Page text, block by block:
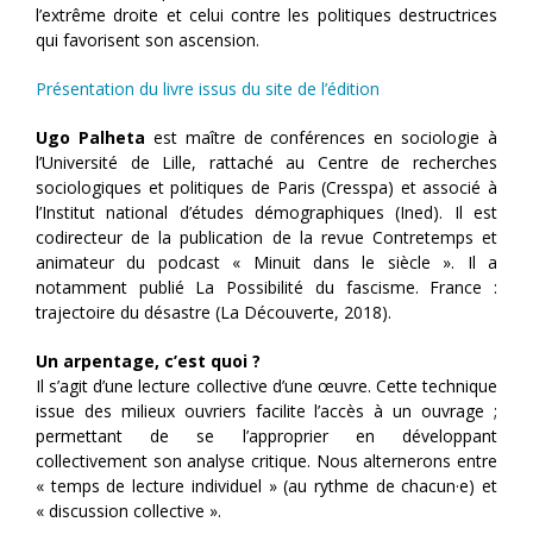
l’extrême droite et celui contre les politiques destructrices
qui favorisent son ascension.
Présentation du livre issus du site de l’édition
Ugo Palheta est maître de conférences en sociologie à
l’Université de Lille, rattaché au Centre de recherches
sociologiques et politiques de Paris (Cresspa) et associé à
l’Institut national d’études démographiques (Ined). Il est
codirecteur de la publication de la revue Contretemps et
animateur du podcast « Minuit dans le siècle ». Il a
notamment publié La Possibilité du fascisme. France :
trajectoire du désastre (La Découverte, 2018).
Un arpentage, c’est quoi ?
Il s’agit d’une lecture collective d’une œuvre. Cette technique
issue des milieux ouvriers facilite l’accès à un ouvrage ;
permettant de se l’approprier en développant
collectivement son analyse critique. Nous alternerons entre
« temps de lecture individuel » (au rythme de chacun·e) et
« discussion collective ».